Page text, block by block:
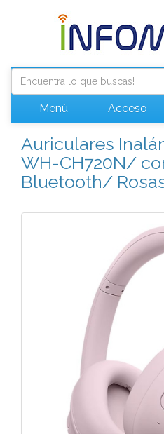
Menú Acceso
Auriculares
WH-CH720N/
Bluetooth/